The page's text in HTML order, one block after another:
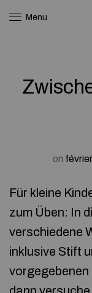
Menu
on
Für kleine
zum Üben: In
verschiedene
inklusive Stift
vorgegebenen